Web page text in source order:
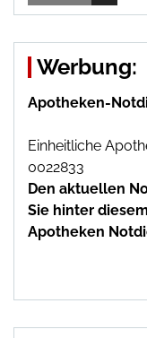
Werbung:
Apotheken-
Einheitliche
0022833
Den aktuellen
Sie hinter
Apotheken